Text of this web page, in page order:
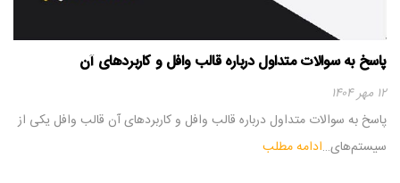
پاسخ به سوالات متداول درباره قالب وافل و کاربردهای آن
۱۲ مهر ۱۴۰۴
پاسخ به سوالات متداول درباره قالب وافل و کاربردهای آن قالب وافل یکی از
سیستم‌های…ادامه مطلب